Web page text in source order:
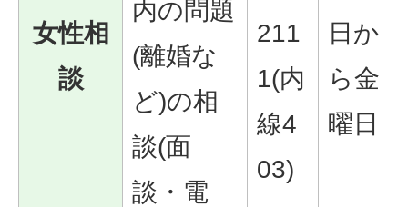
女性相
談
内の問題
(離婚な
ど)の相
談(面
談・電
211
1(内
線4
03)
日か
ら金
曜日